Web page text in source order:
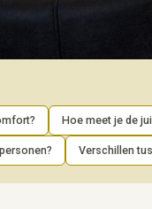
Hoe meet je de
Verschillen